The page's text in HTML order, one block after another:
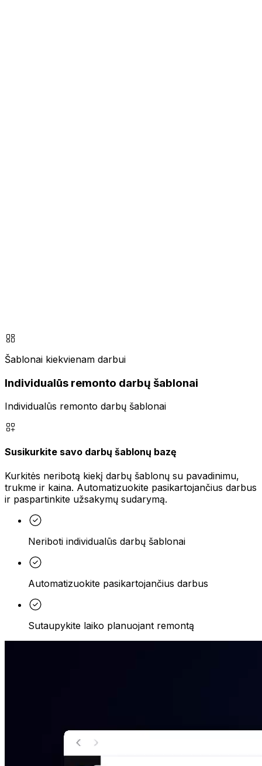
Šablonai kiekvienam darbui
Individualūs remonto darbų šablonai
Individualūs remonto darbų šablonai
Susikurkite savo darbų šablonų bazę
Kurkitės neribotą kiekį darbų šablonų su pavadinimu,
trukme ir kaina. Automatizuokite pasikartojančius darbus
ir paspartinkite užsakymų sudarymą.
Neriboti individualūs darbų šablonai
Automatizuokite pasikartojančius darbus
Sutaupykite laiko planuojant remontą